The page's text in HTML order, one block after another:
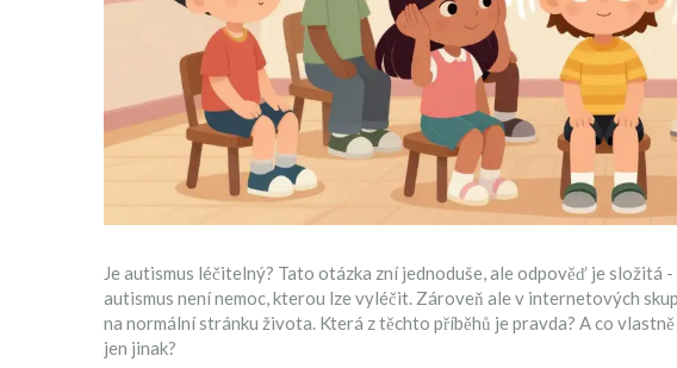
Je autismus léčitelný? Tato otázka zní jednoduše, ale odpověď je
autismus není nemoc, kterou lze vyléčit. Zároveň ale v internetových
na normální stránku života. Která z těchto příběhů je pravda? A co vlastně
jen jinak?